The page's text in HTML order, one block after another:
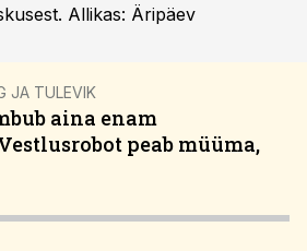
Allikas: Äripäev
JA TULEVIK
aina enam
peab müüma,